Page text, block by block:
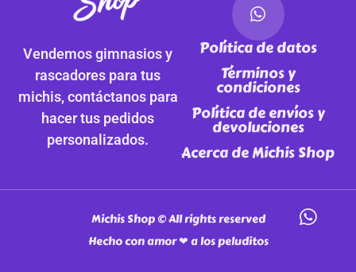
Vendemos gimnasios y
rascadores para tus
michis, contáctanos para
hacer tus pedidos
personalizados.
Política de datos
Términos y
condiciones
Política de envíos y
devoluciones
Acerca de Michis Shop
Michis Shop © All rights reserved
Hecho con amor ❤ a los peluditos